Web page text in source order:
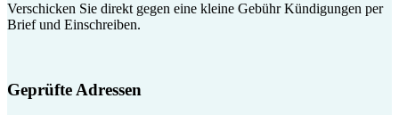
Verschicken Sie direkt gegen eine kleine Gebühr Kündigungen per
Brief und Einschreiben.
Geprüfte Adressen